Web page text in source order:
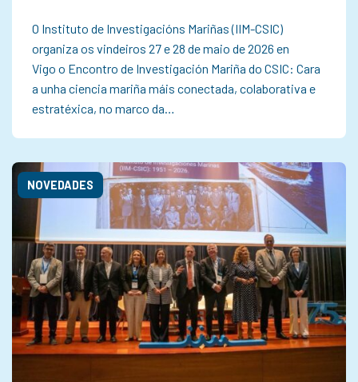
O Instituto de Investigacións Mariñas (IIM-CSIC)
organiza os vindeiros 27 e 28 de maio de 2026 en
Vigo o Encontro de Investigación Mariña do CSIC: Cara
a unha ciencia mariña máis conectada, colaborativa e
estratéxica, no marco da…
NOVEDADES